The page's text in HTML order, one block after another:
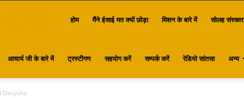
होम मैंने ईसाई मत क्यों छोड़ा मिशन के बारे में सोलह संस्कार
आचार्य जी के बारे में ट्रस्टीगण सहयोग करें सम्पर्क करें रेडियो सांतसा अन्य
Dasyuha